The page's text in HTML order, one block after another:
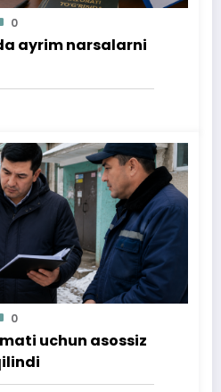
0
ayrim narsalarni
0
uchun asossiz